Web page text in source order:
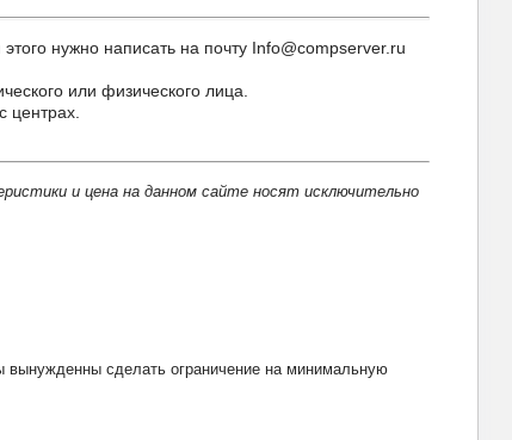
нужно написать на почту Info@compserver.ru
или физического лица.
центрах.
и цена на данном сайте носят исключительно
вынужденны сделать ограничение на минимальную